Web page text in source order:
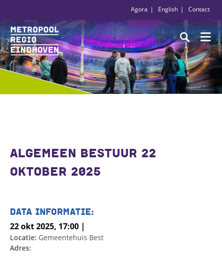
Agora English Contact
ALGEMEEN BESTUUR 22
OKTOBER 2025
DATA INFORMATIE:
22 okt 2025, 17:00 |
Locatie: Gemeentehuis Best
Adres: